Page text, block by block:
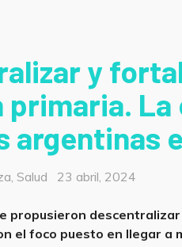
y
argentinas
,Salud
Posted
23 abril, 2024
propusieron
el foco puesto en llegar a